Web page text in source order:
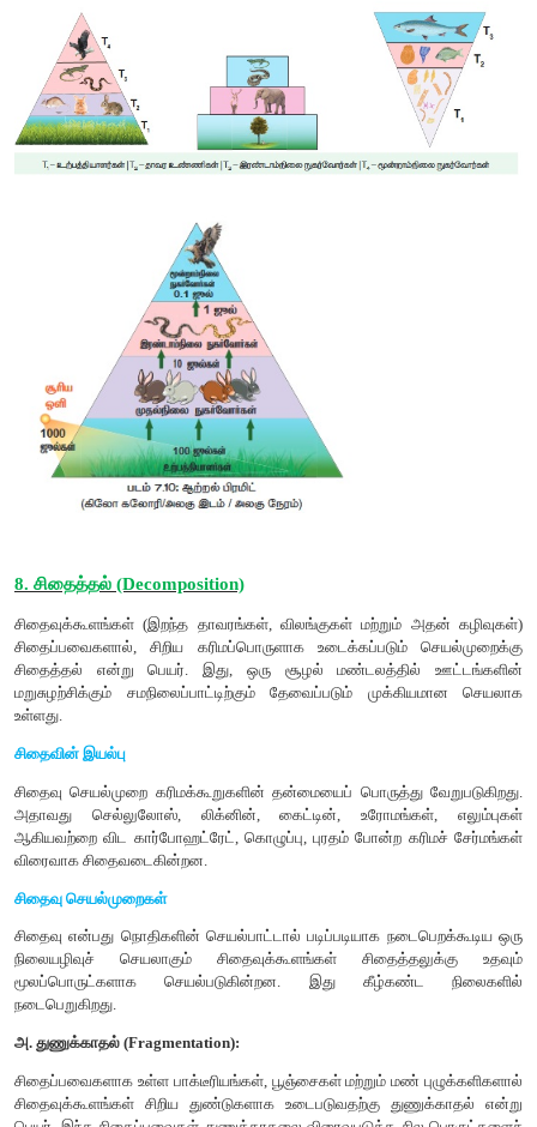
• நேரடி இடைச்செயல் எனப்படும் சிற்றினங்களுக்
இடைவிளைவை விளக்கவே உணவு வலை உருவாக்கப்படுகிறது.
• இது வேறுபட்ட சிற்றினங்களுக்கிடையேயுள்ள மறைமுக
பயன்படுகிறது.
கட்டுப்பாட்டுகளை அறிய இது பயன்படுகிறது.
• நில மற்றும் நீர்வாழ் சூழல் மண்டலங்களின் வேறுபட்ட ஆற்றல்
வெளிப்படுத்த இது பயன்படுகிறது.
7. சூழியல் பிரமிட்கள்
ஒரு சூழல்மண்டலத்தின் அடுத்தடுத்த ஊட்ட மட்டங்களின்
செயல்பாடுகளை குறிக்கும் திட்ட வரைபடங்கள் சூழியல்
அழைக்கப்படுகின்றன. இக்கருத்து சார்லஸ் எல்டன்
அழைக்கப்படுகின்றன.
இதில் மூன்று வகைகள் உள்ளன.
(1) எண்ணிக்கை பிரமிட்
(2) உயிரித்திரள் பிரமிட்
(3) ஆற்றல் பிரமிட்
1. எண்ணிக்கை பிரமிட் (Pyramid of number)
ஒரு சூழல்மண்டலத்தின் அடுத்தடுத்த
உயிரினங்களின் எண்ணிக்கையை குறிக்கும் திட்ட வரைபடம்
என்று அழைக்கப்படுகிறது. இது நேரான, கதிரிழை மற்றும்
என மூன்று வெவ்வேறு வடிவங்களில் காணப்படுகிறது.
உற்பத்தியாளர்களில் தொடங்கி முதல் நிலை நுகர்வோர்கள், பிறகு
நுகர்வோர்கள் மற்றும் இறுதியாக மூன்றாம் நிலை
ஊட்ட மட்டத்திலும் உயிரினங்களின் எண்ணிக்கை குறைந்து
புல்வெளி மற்றும் குளச் சூழல் மண்டலம் ஆகியவற்றின்
நேரானவை (படம் 7.8 அ, ஆ) வனச் சூழல்மண்டலத்தின்